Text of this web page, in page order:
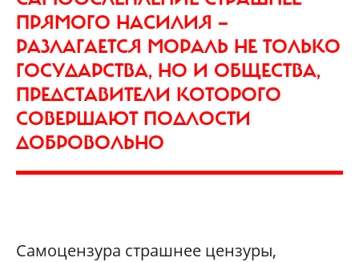
ПРЯМОГО НАСИЛИЯ —
РАЗЛАГАЕТСЯ МОРАЛЬ НЕ ТОЛЬКО
ГОСУДАРСТВА, НО И ОБЩЕСТВА,
ПРЕДСТАВИТЕЛИ КОТОРОГО
СОВЕРШАЮТ ПОДЛОСТИ
ДОБРОВОЛЬНО
Самоцензура страшнее цензуры,